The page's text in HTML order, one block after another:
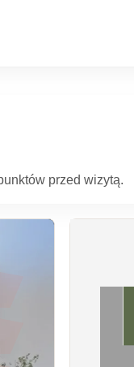
przed wizytą.